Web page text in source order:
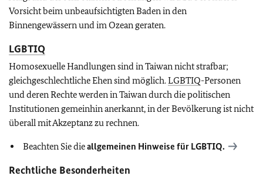
Vorsicht beim unbeaufsichtigten Baden in den
Binnengewässern und im Ozean geraten.
LGBTIQ
Homosexuelle Handlungen sind in Taiwan nicht strafbar;
gleichgeschlechtliche Ehen sind möglich.LGBTIQ-Personen
und deren Rechte werden in Taiwan durch die politischen
Institutionen gemeinhin anerkannt, in der Bevölkerung ist nicht
überall mit Akzeptanz zu rechnen.
Beachten Sie dieallgemeinen Hinweise für LGBTIQ.
Rechtliche Besonderheiten